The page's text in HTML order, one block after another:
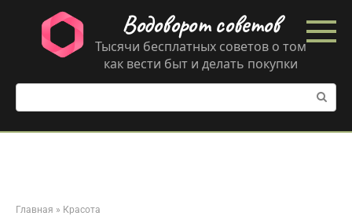
контенту
Водоворот советов
Тысячи бесплатных советов о том
как вести быт и делать покупки
Поиск:
Главная » Красота